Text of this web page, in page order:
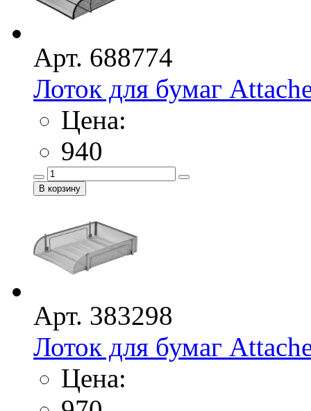
Арт. 688774
Лоток для бумаг
Цена:
940
Арт. 383298
Лоток для бумаг
Цена: